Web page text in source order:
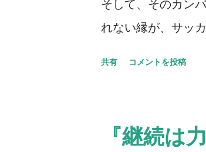
そして、そのカン
れない縁が、サッ
拠とも言えるし、
り少し足を伸ばし
共有 コメントを投稿
『継続は